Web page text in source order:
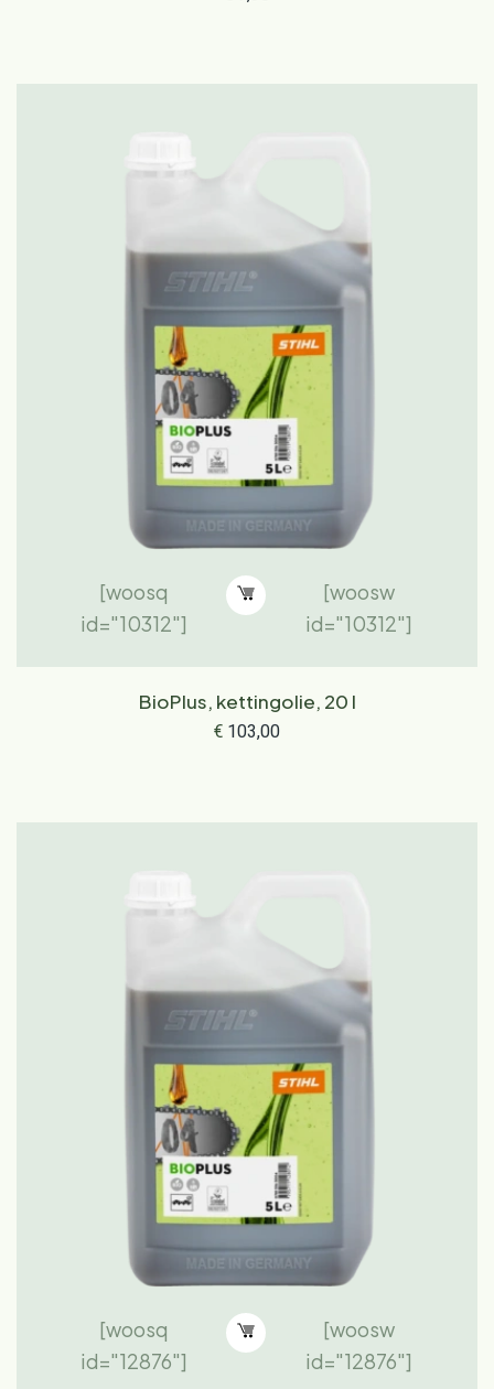
[woosq
id="10312"]
[woosw
id="10312"]
BioPlus, kettingolie, 20 l
€ 103,00
[woosq
id="12876"]
[woosw
id="12876"]